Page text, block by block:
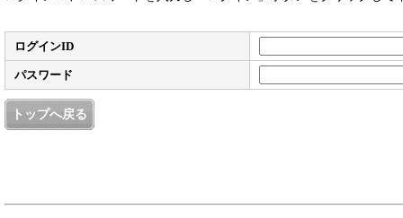
ログインID
パスワード
トップへ戻る